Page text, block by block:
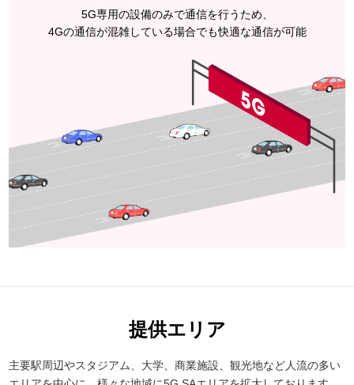
5G専用の設備のみで通信を行うため、
4Gの通信が混雑している場合でも快適な通信が可能
提供エリア
主要駅周辺やスタジアム、大学、商業施設、観光地など人流の多い